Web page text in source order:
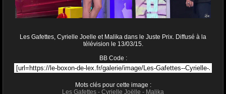
Les Gafettes, Cyrielle Joelle et Malika dans le Juste Prix. Diffusé à la
télévision le 13/03/15.
BB Code :
Mots clés pour cette image :
Les Gafettes - Cyrielle Joëlle - Malika